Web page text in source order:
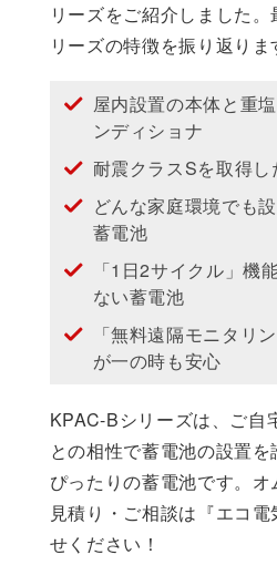
リーズをご紹介しました
リーズの特徴を振り返りま
屋内設置の本体と重
ンディショナ
耐震クラスSを取得し
どんな家庭環境でも
蓄電池
「1日2サイクル」機
ない蓄電池
「無料遠隔モニタリ
が一の時も安心
KPAC-Bシリーズは、ご自
との相性で蓄電池の設置
ぴったりの蓄電池です。
見積り・ご相談は『エコ
せください！